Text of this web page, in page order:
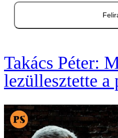
Takács Péter:
lezüllesztette a